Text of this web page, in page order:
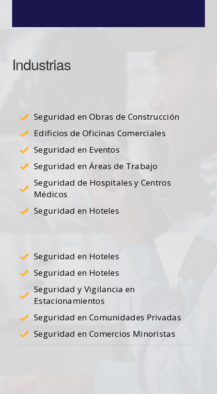
Industrias
Seguridad en Obras de Construcción
Edificios de Oficinas Comerciales
Seguridad en Eventos
Seguridad en Áreas de Trabajo
Seguridad de Hospitales y Centros
Médicos
Seguridad en Hoteles
Seguridad en Hoteles
Seguridad en Hoteles
Seguridad y Vigilancia en
Estacionamientos
Seguridad en Comunidades Privadas
Seguridad en Comercios Minoristas